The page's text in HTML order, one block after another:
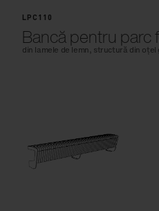
LPC110
Bancă pentru parc
din lamele de lemn, structură din oțel